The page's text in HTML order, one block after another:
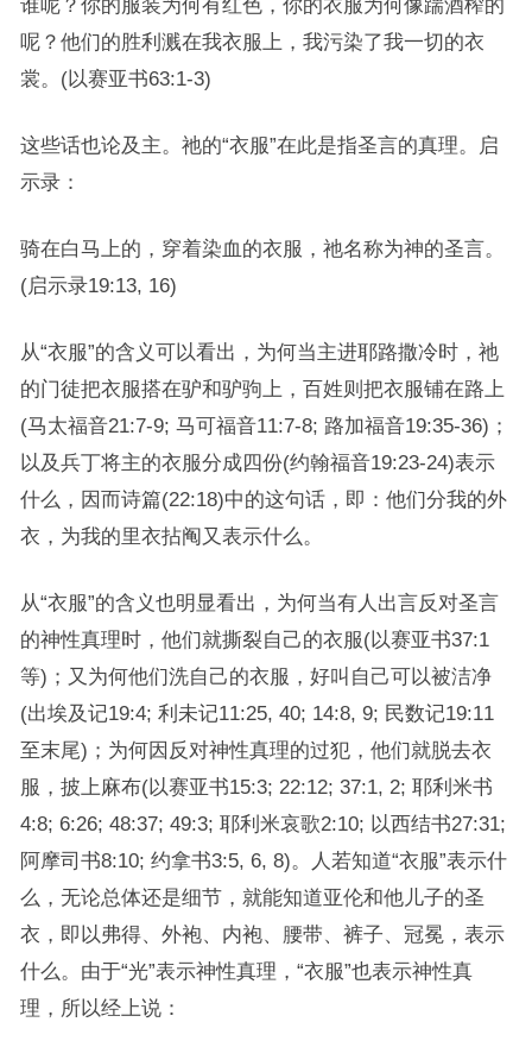
谁呢？你的服装为何有红色，你的衣服为何像踹酒榨的
呢？他们的胜利溅在我衣服上，我污染了我一切的衣
裳。(以赛亚书63:1-3)
这些话也论及主。祂的“衣服”在此是指圣言的真理。启
示录：
骑在白马上的，穿着染血的衣服，祂名称为神的圣言。
(启示录19:13, 16)
从“衣服”的含义可以看出，为何当主进耶路撒冷时，祂
的门徒把衣服搭在驴和驴驹上，百姓则把衣服铺在路上
(马太福音21:7-9; 马可福音11:7-8; 路加福音19:35-36)；
以及兵丁将主的衣服分成四份(约翰福音19:23-24)表示
什么，因而诗篇(22:18)中的这句话，即：他们分我的外
衣，为我的里衣拈阄又表示什么。
从“衣服”的含义也明显看出，为何当有人出言反对圣言
的神性真理时，他们就撕裂自己的衣服(以赛亚书37:1
等)；又为何他们洗自己的衣服，好叫自己可以被洁净
(出埃及记19:4; 利未记11:25, 40; 14:8, 9; 民数记19:11
至末尾)；为何因反对神性真理的过犯，他们就脱去衣
服，披上麻布(以赛亚书15:3; 22:12; 37:1, 2; 耶利米书
4:8; 6:26; 48:37; 49:3; 耶利米哀歌2:10; 以西结书27:31;
阿摩司书8:10; 约拿书3:5, 6, 8)。人若知道“衣服”表示什
么，无论总体还是细节，就能知道亚伦和他儿子的圣
衣，即以弗得、外袍、内袍、腰带、裤子、冠冕，表示
什么。由于“光”表示神性真理，“衣服”也表示神性真
理，所以经上说：